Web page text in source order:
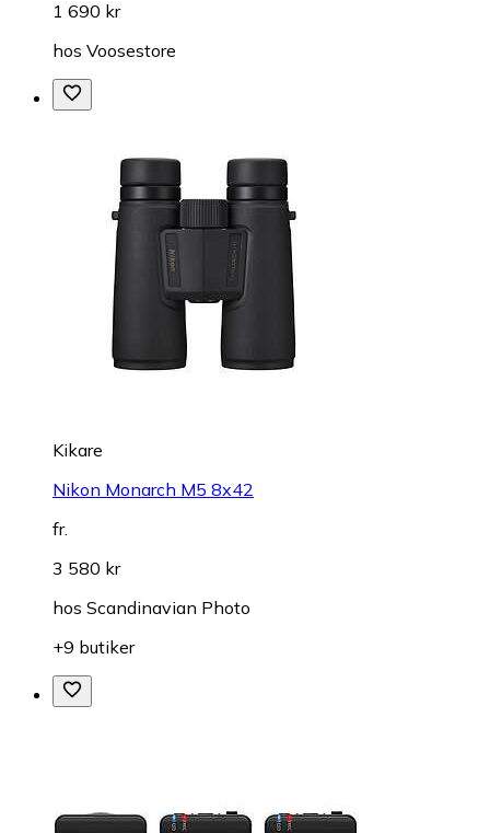
1 690 kr
hos Voosestore
Kikare
Nikon Monarch M5 8x42
fr.
3 580 kr
hos Scandinavian Photo
+9 butiker